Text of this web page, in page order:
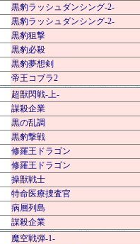
黒豹ラッシュダンシング-2-
黒豹ラッシュダンシング-2-
黒豹狙撃
黒豹必殺
黒豹夢想剣
帝王コブラ2
超獣閃戦-上-
謀殺企業
黒の乱調
黒豹撃戦
修羅王ドラゴン
修羅王ドラゴン
操獣戦士
特命医療捜査官
病層列島
謀殺企業
魔空戦弾-1-